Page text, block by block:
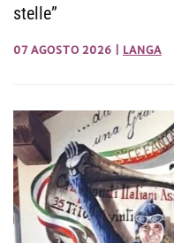
stelle”
07 AGOSTO 2026 LANGA